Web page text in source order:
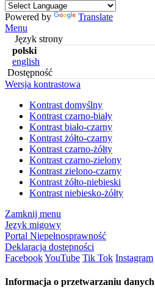
Powered by
Translate
Menu
Język strony
polski
english
Dostępność
Wersja kontrastowa
Kontrast domyślny
Kontrast czarno-biały
Kontrast biało-czarny
Kontrast żółto-czarny
Kontrast czarno-żółty
Kontrast czarno-zielony
Kontrast zielono-czarny
Kontrast żółto-niebieski
Kontrast niebiesko-żółty
Zamknij menu
Język migowy
Portal Niepełnosprawność
Deklaracja dostępności
FacebookYouTube Tik Tok Instagram
Informacja o przetwarzaniu danych